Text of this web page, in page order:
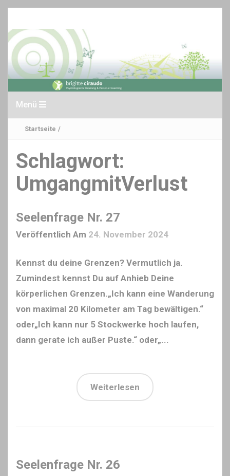
Menü
Startseite /
Schlagwort:
UmgangmitVerlust
Seelenfrage Nr. 27
Veröffentlich Am 24. November 2024
Kennst du deine Grenzen? Vermutlich ja.
Zumindest kennst Du auf Anhieb Deine
körperlichen Grenzen.„Ich kann eine Wanderung
von maximal 20 Kilometer am Tag bewältigen.“
oder„Ich kann nur 5 Stockwerke hoch laufen,
dann gerate ich außer Puste.“ oder„...
Weiterlesen
Seelenfrage Nr. 26